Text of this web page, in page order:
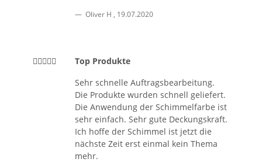
Oliver H , 19.07.2020
Top Produkte
Sehr schnelle Auftragsbearbeitung.
Die Produkte wurden schnell geliefert.
Die Anwendung der Schimmelfarbe ist
sehr einfach. Sehr gute Deckungskraft.
Ich hoffe der Schimmel ist jetzt die
nächste Zeit erst einmal kein Thema
mehr.